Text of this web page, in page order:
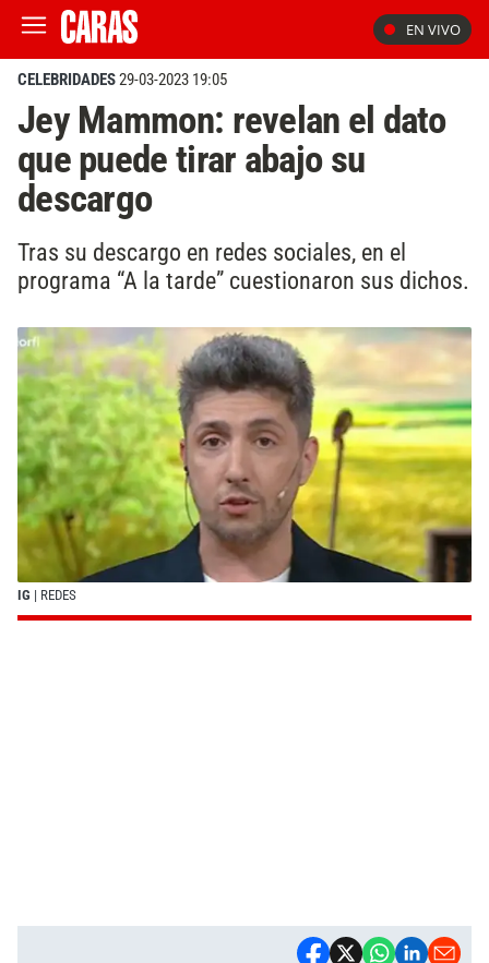
EN VIVO
CELEBRIDADES29-03-2023 19:05
Jey Mammon: revelan el dato
que puede tirar abajo su
descargo
Tras su descargo en redes sociales, en el
programa “A la tarde” cuestionaron sus dichos.
IG | REDES